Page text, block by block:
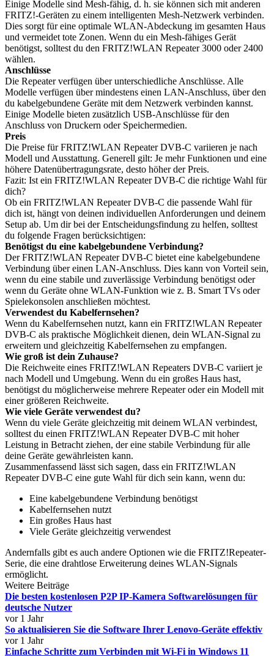
Einige Modelle sind Mesh-fähig, d. h. sie können sich mit anderen
FRITZ!-Geräten zu einem intelligenten Mesh-Netzwerk verbinden.
Dies sorgt für eine optimale WLAN-Abdeckung im gesamten Haus
und vermeidet tote Zonen. Wenn du ein Mesh-fähiges Gerät
benötigst, solltest du den FRITZ!WLAN Repeater 3000 oder 2400
wählen.
Anschlüsse
Die Repeater verfügen über unterschiedliche Anschlüsse. Alle
Modelle verfügen über mindestens einen LAN-Anschluss, über den
du kabelgebundene Geräte mit dem Netzwerk verbinden kannst.
Einige Modelle bieten zusätzlich USB-Anschlüsse für den
Anschluss von Druckern oder Speichermedien.
Preis
Die Preise für FRITZ!WLAN Repeater DVB-C variieren je nach
Modell und Ausstattung. Generell gilt: Je mehr Funktionen und eine
höhere Datenübertragungsrate, desto höher der Preis.
Fazit: Ist ein FRITZ!WLAN Repeater DVB-C die richtige Wahl für
dich?
Ob ein FRITZ!WLAN Repeater DVB-C die passende Wahl für
dich ist, hängt von deinen individuellen Anforderungen und deinem
Setup ab. Um dir bei der Entscheidungsfindung zu helfen, solltest
du folgende Fragen berücksichtigen:
Benötigst du eine kabelgebundene Verbindung?
Der FRITZ!WLAN Repeater DVB-C bietet eine kabelgebundene
Verbindung über einen LAN-Anschluss. Dies kann von Vorteil sein,
wenn du eine stabile und zuverlässige Verbindung benötigst oder
wenn du Geräte ohne WLAN-Funktion wie z. B. Smart TVs oder
Spielekonsolen anschließen möchtest.
Verwendest du Kabelfernsehen?
Wenn du Kabelfernsehen nutzt, kann ein FRITZ!WLAN Repeater
DVB-C als praktische Möglichkeit dienen, dein WLAN-Signal zu
erweitern und gleichzeitig Kabelfernsehen zu empfangen.
Wie groß ist dein Zuhause?
Die Reichweite eines FRITZ!WLAN Repeaters DVB-C variiert je
nach Modell und Umgebung. Wenn du ein großes Haus hast,
benötigst du möglicherweise mehrere Repeater oder ein Modell mit
einer größeren Reichweite.
Wie viele Geräte verwendest du?
Wenn du viele Geräte gleichzeitig mit deinem WLAN verbindest,
solltest du einen FRITZ!WLAN Repeater DVB-C mit hoher
Leistung in Betracht ziehen, der eine stabile Verbindung für alle
deine Geräte gewährleisten kann.
Zusammenfassend lässt sich sagen, dass ein FRITZ!WLAN
Repeater DVB-C eine gute Wahl für dich sein kann, wenn du:
Eine kabelgebundene Verbindung benötigst
Kabelfernsehen nutzt
Ein großes Haus hast
Viele Geräte gleichzeitig verwendest
Andernfalls gibt es auch andere Optionen wie die FRITZ!Repeater-
Serie, die eine drahtlose Erweiterung deines WLAN-Signals
ermöglicht.
Weitere Beiträge
Die besten kostenlosen P2P IP-Kamera Softwarelösungen für
deutsche Nutzer
vor 1 Jahr
So aktualisieren Sie die Software Ihrer Lenovo-Geräte effektiv
vor 1 Jahr
Einfache Schritte zum Verbinden mit Wi-Fi in Windows 11